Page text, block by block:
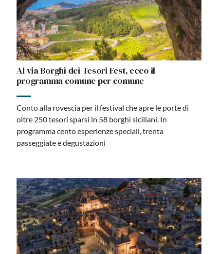
Al via Borghi dei Tesori Fest, ecco il
programma comune per comune
Conto alla rovescia per il festival che apre le porte di
oltre 250 tesori sparsi in 58 borghi siciliani. In
programma cento esperienze speciali, trenta
passeggiate e degustazioni